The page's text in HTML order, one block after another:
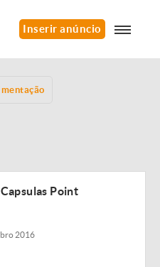
Inserir anúncio
Point
2016